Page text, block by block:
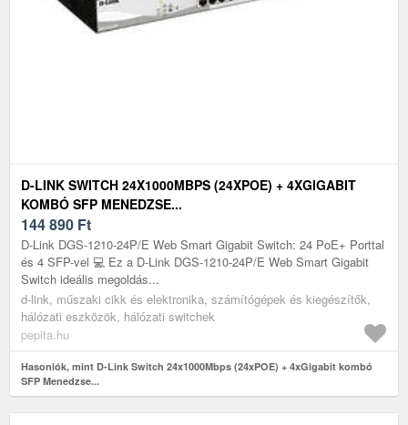
D-LINK SWITCH 24X1000MBPS (24XPOE) + 4XGIGABIT
KOMBÓ SFP MENEDZSE...
144 890 Ft
D-Link DGS-1210-24P/E Web Smart Gigabit Switch: 24 PoE+ Porttal
és 4 SFP-vel 💻 Ez a D-Link DGS-1210-24P/E Web Smart Gigabit
Switch ideális megoldás...
d-link, műszaki cikk és elektronika, számítógépek és kiegészítők,
hálózati eszközök, hálózati switchek
pepita.hu
Hasonlók, mint D-Link Switch 24x1000Mbps (24xPOE) + 4xGigabit kombó
SFP Menedzse...